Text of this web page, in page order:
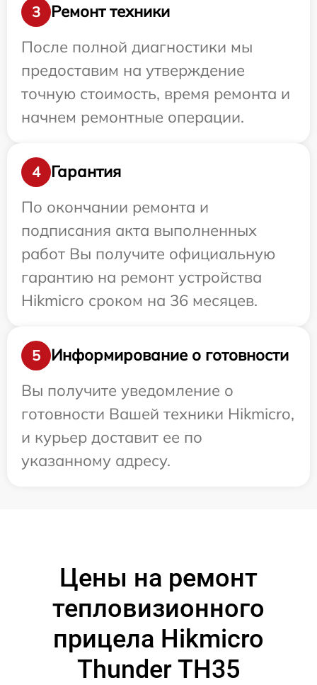
3
Ремонт техники
После полной диагностики мы
предоставим на утверждение
точную стоимость, время ремонта и
начнем ремонтные операции.
4
Гарантия
По окончании ремонта и
подписания акта выполненных
работ Вы получите официальную
гарантию на ремонт устройства
Hikmicro сроком на 36 месяцев.
5
Информирование о готовности
Вы получите уведомление о
готовности Вашей техники Hikmicro,
и курьер доставит ее по
указанному адресу.
Цены на ремонт
тепловизионного
прицела Hikmicro
Thunder TH35